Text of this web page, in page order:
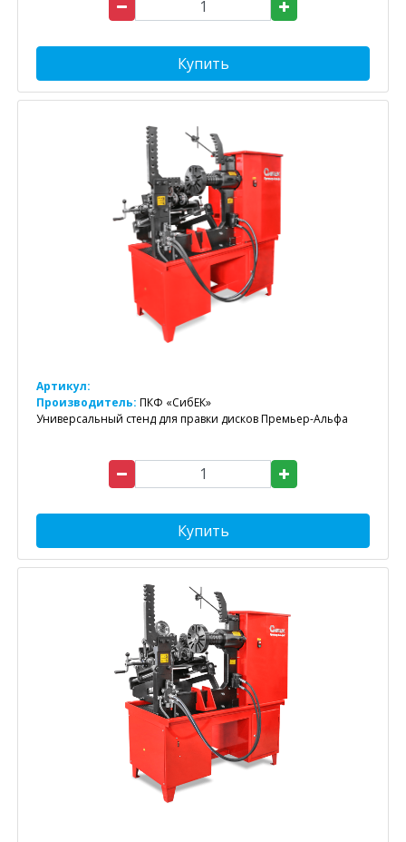
Купить
Артикул:
Производитель: ПКФ «СибЕК»
Универсальный стенд для правки дисков Премьер-Альфа
Купить